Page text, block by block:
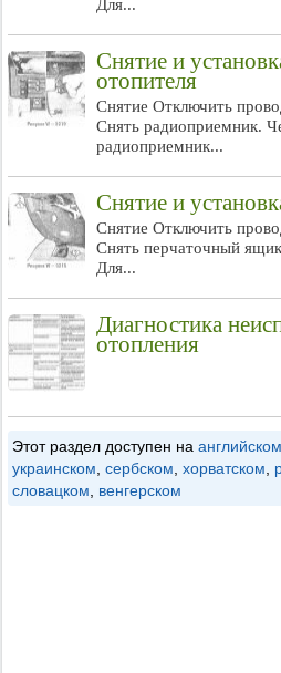
Для...
Снятие и
отопителя
Снятие Отключить
Снять радиоприемник.
радиоприемник...
Снятие и
Снятие Отключить
Снять перчаточный
Для...
Диагностика
отопления
Этот раздел доступен на английском
украинском сербском хорватском
словацком
венгерском